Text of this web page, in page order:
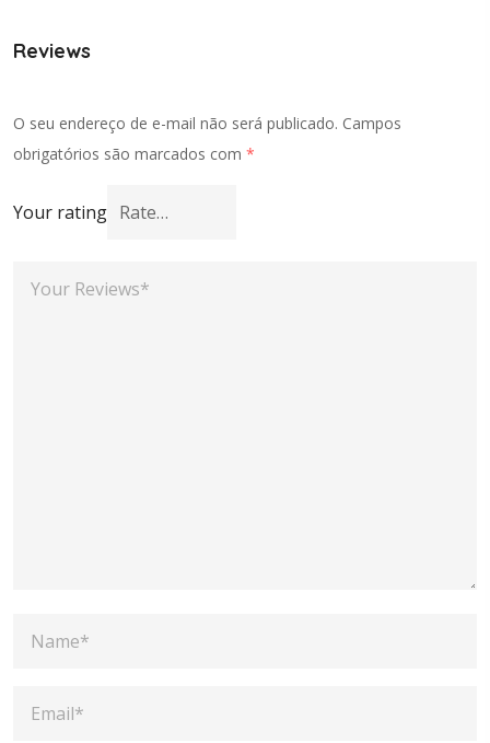
Reviews
O seu endereço de e-mail não será publicado. Campos
obrigatórios são marcados com *
Your rating